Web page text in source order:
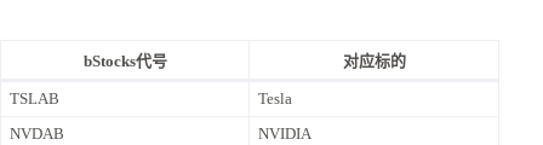
bStocks代号 对应标的
TSLAB
Tesla
NVDAB
NVIDIA